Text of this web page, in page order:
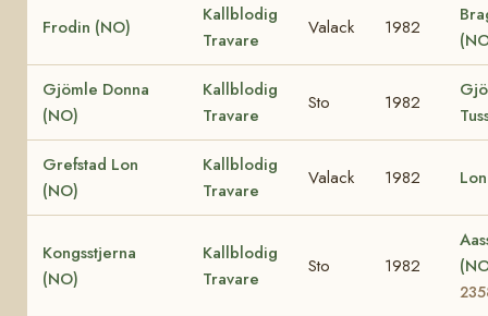
Frodin (NO)
Kallblodig
Travare
Valack 1982
Gjömle Donna
(NO)
Kallblodig
Travare
Sto 1982
Grefstad Lon
(NO)
Kallblodig
Travare
Valack 1982
Kongsstjerna
(NO)
Kallblodig
Travare
Sto 1982